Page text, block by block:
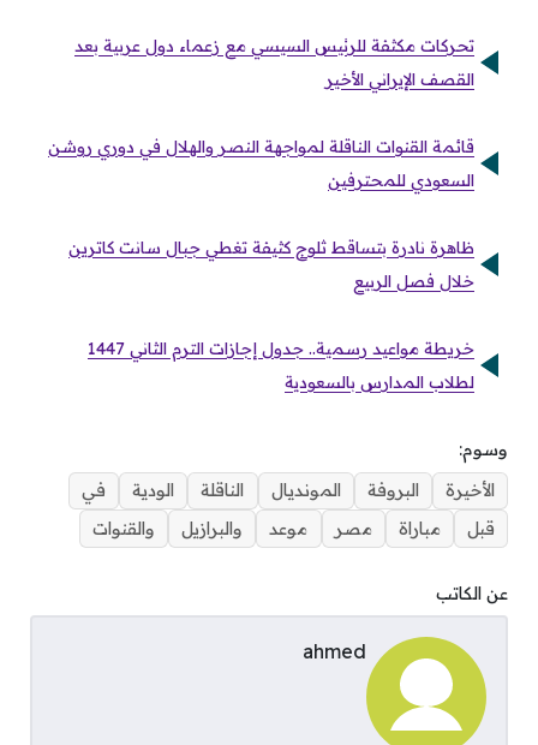
تحركات مكثفة للرئيس السيسي مع زعماء دول عربية بعد
القصف الإيراني الأخير
قائمة القنوات الناقلة لمواجهة النصر والهلال في دوري روشن
السعودي للمحترفين
ظاهرة نادرة بتساقط ثلوج كثيفة تغطي جبال سانت كاترين
خلال فصل الربيع
خريطة مواعيد رسمية.. جدول إجازات الترم الثاني 1447
لطلاب المدارس بالسعودية
وسوم:
الأخيرة
البروفة المونديال الناقلة الودية
في
قبل
مباراة مصر موعد والبرازيل والقنوات
عن الكاتب
ahmed